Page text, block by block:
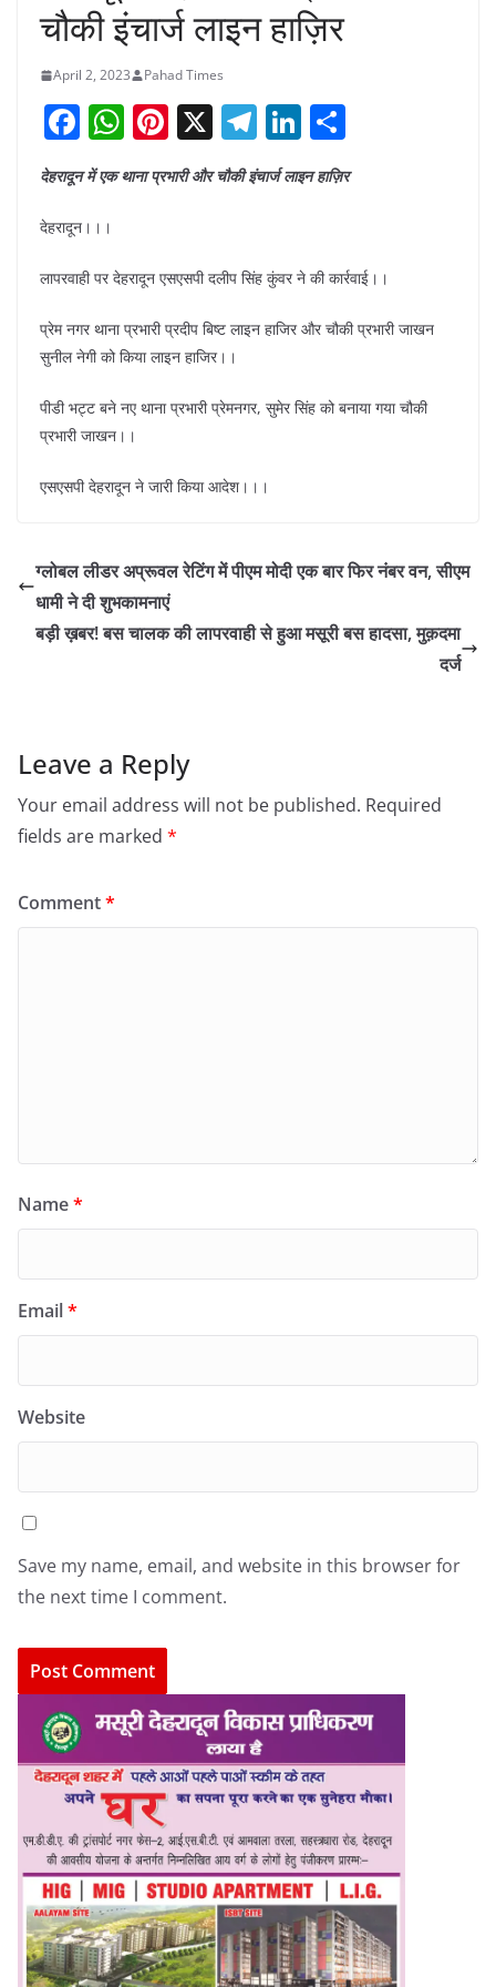
चौकी इंचार्ज लाइन हाज़िर
April 2, 2023 Pahad Times
F
a
c
e
b
o
o
k
W
at
A
p
p
Pi
nt
er
st
X T
el
e
a
m
Li
k
dI
n
ar
देहरादून में एक थाना प्रभारी और चौकी इंचार्ज लाइन हाज़िर
देहरादून।।।
लापरवाही पर देहरादून एसएसपी दलीप सिंह कुंवर ने की कार्रवाई।।
प्रेम नगर थाना प्रभारी प्रदीप बिष्ट लाइन हाजिर और चौकी प्रभारी जाखन
सुनील नेगी को किया लाइन हाजिर।।
पीडी भट्ट बने नए थाना प्रभारी प्रेमनगर, सुमेर सिंह को बनाया गया चौकी
प्रभारी जाखन।।
एसएसपी देहरादून ने जारी किया आदेश।।।
ग्लोबल लीडर अप्रूवल रेटिंग में पीएम मोदी एक बार फिर नंबर वन, सीएम
धामी ने दी शुभकामनाएं
बड़ी ख़बर! बस चालक की लापरवाही से हुआ मसूरी बस हादसा, मुक़दमा
दर्ज
Leave a Reply
Your email address will not be published. Required
fields are marked *
Comment*
Name*
Email*
Website
Save my name, email, and website in this browser for
the next time I comment.